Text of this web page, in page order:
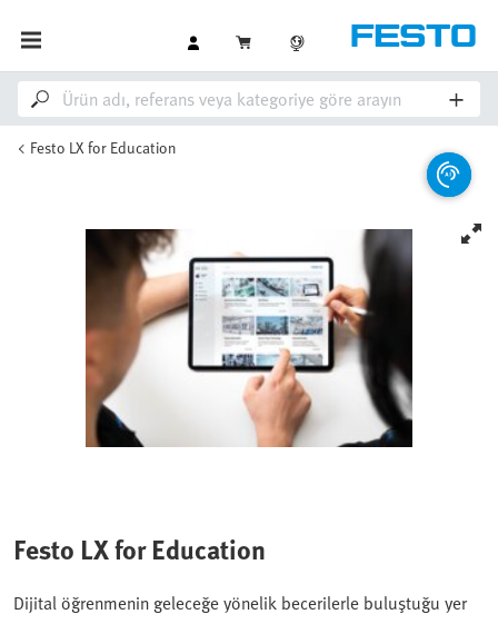
Festo LX for Education
Festo LX for Education
Dijital öğrenmenin geleceğe yönelik becerilerle buluştuğu yer